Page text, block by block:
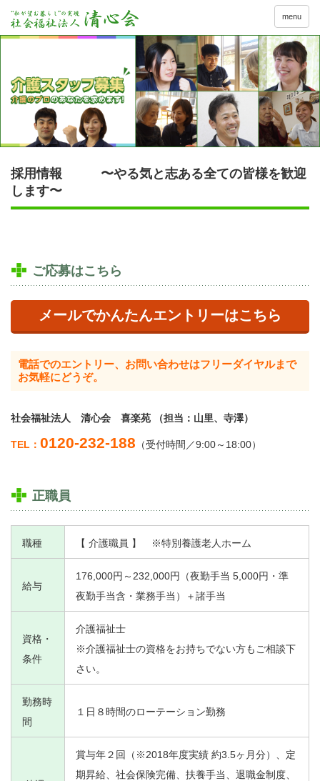
menu
採用情報 〜やる気と志ある全ての皆様を歓迎
します〜
ご応募はこちら
メールでかんたんエントリーはこちら
電話でのエントリー、お問い合わせはフリーダイヤルまで
お気軽にどうぞ。
社会福祉法人 清心会 喜楽苑 （担当：山里、寺澤）
TEL： 0120-232-188 （受付時間／9:00～18:00）
正職員
職種 【 介護職員 】 ※特別養護老人ホーム
給与
176,000円～232,000円（夜勤手当 5,000円・準
夜勤手当含・業務手当）＋諸手当
資格・
条件
介護福祉士
※介護福祉士の資格をお持ちでない方もご相談下
さい。
勤務時
間
１日８時間のローテーション勤務
賞与年２回（※2018年度実績 約3.5ヶ月分）、定
期昇給、社会保険完備、扶養手当、退職金制度、